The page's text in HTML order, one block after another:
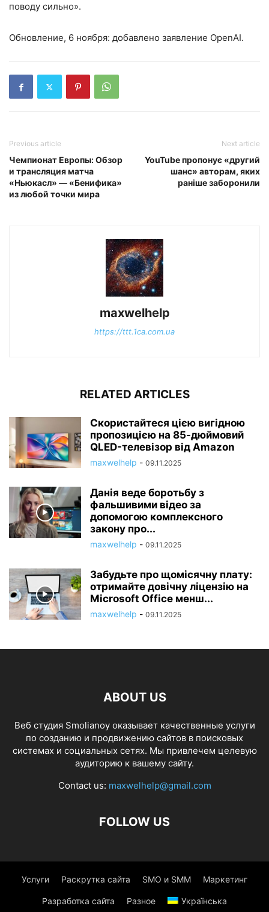
поводу сильно».
Обновление, 6 ноября: добавлено заявление OpenAI.
Previous article
Чемпионат Европы: Обзор
и трансляция матча
«Ньюкасл» — «Бенифика»
из любой точки мира
Next article
YouTube пропонує «другий
шанс» авторам, яких
раніше заборонили
maxwelhelp
https://ttt.1ca.com.ua
RELATED ARTICLES
Скористайтеся цією вигідною
пропозицією на 85-дюймовий
QLED-телевізор від Amazon
maxwelhelp - 09.11.2025
Данія веде боротьбу з
фальшивими відео за
допомогою комплексного
закону про...
maxwelhelp - 09.11.2025
Забудьте про щомісячну плату:
отримайте довічну ліцензію на
Microsoft Office менш...
maxwelhelp - 09.11.2025
ABOUT US
Веб студия Smolianoy оказывает качественные услуги
по созданию и продвижению сайтов в поисковых
системах и социальных сетях. Мы привлечем целевую
аудиторию к вашему сайту.
Contact us: maxwelhelp@gmail.com
FOLLOW US
Услуги Раскрутка сайта SMO и SMM Маркетинг
Разработка сайта Разное Українська